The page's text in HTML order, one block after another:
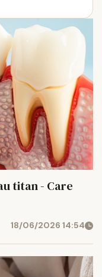
titan - Care
18/06/2026 14:54